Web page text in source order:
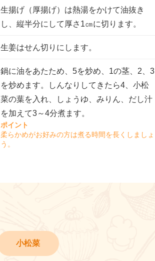
生揚げ（厚揚げ）は熱湯をかけて油抜き
し、縦半分にして厚さ1㎝に切ります。
生姜はせん切りにします。
鍋に油をあたため、5を炒め、1の茎、2、3
を炒めます。しんなりしてきたら4、小松
菜の葉を入れ、しょうゆ、みりん、だし汁
を加えて3～4分煮ます。
ポイント
柔らかめがお好みの方は煮る時間を長くしましょ
う。
小松菜